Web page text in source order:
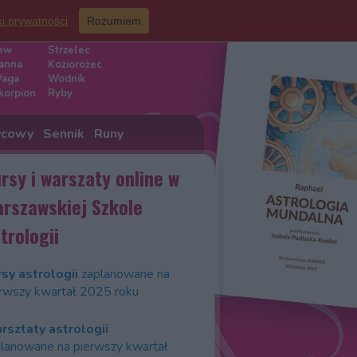
Strzelec
Koziorożec
Wodnik
Ryby
Sennik Runy
i warszaty online w
Szkole
astrologii zaplanowane na
kwartał 2025 roku
astrologii
na pierwszy kwartał
prywatności Rozumiem